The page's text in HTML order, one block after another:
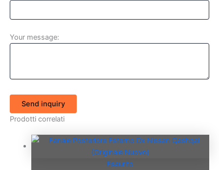
Your message:
Send inquiry
Prodotti correlati
Esaurito